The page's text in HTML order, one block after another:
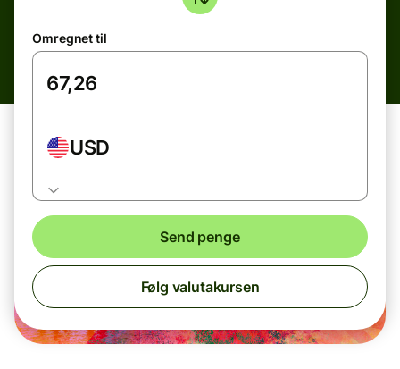
Omregnet til
USD
Send penge
Følg valutakursen